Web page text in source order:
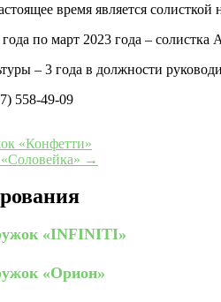
время является
по март 2023 года –
– 3 года в должности
558-49-09
«Конфетти»
→
«INFINITI»
«Орион»